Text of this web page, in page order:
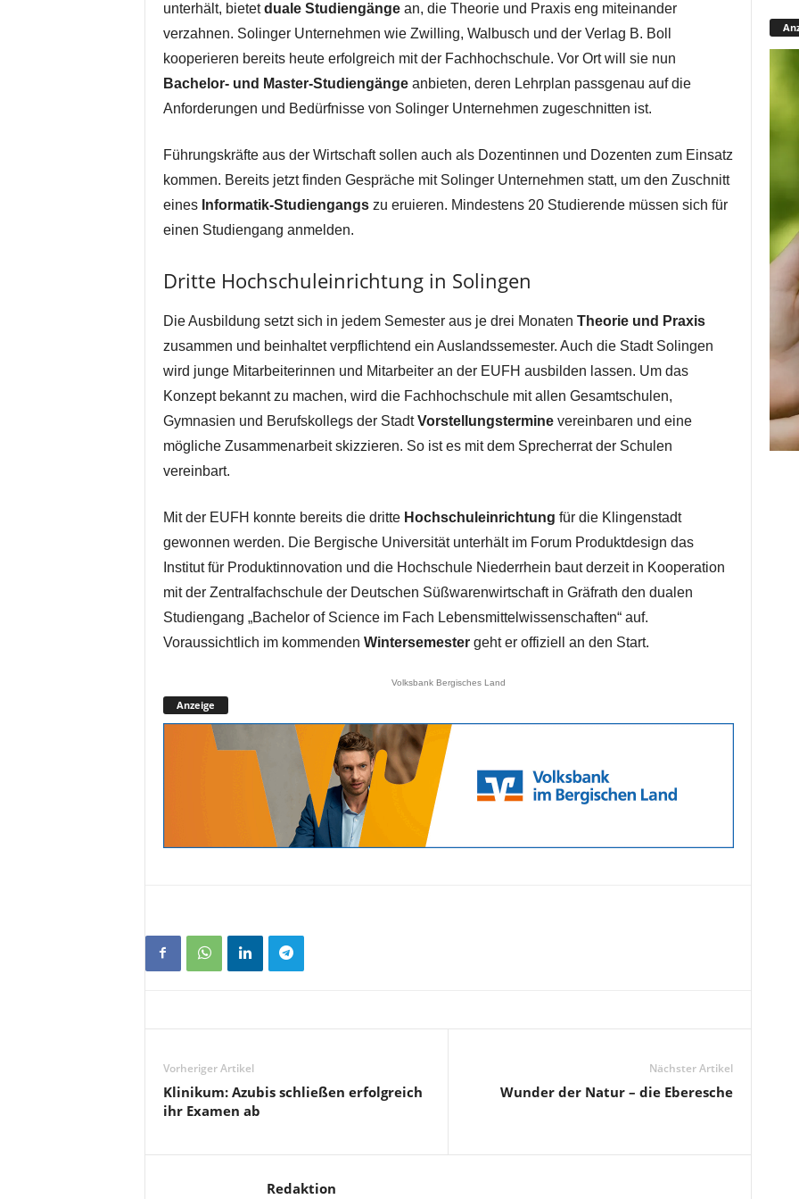
unterhält, bietetduale Studiengängean, die Theorie und Praxis eng miteinander
verzahnen. Solinger Unternehmen wie Zwilling, Walbusch und der Verlag B. Boll
kooperieren bereits heute erfolgreich mit der Fachhochschule. Vor Ort will sie nun
Bachelor- und Master-Studiengängeanbieten, deren Lehrplan passgenau auf die
Anforderungen und Bedürfnisse von Solinger Unternehmen zugeschnitten ist.
Führungskräfte aus der Wirtschaft sollen auch als Dozentinnen und Dozenten zum Einsatz
kommen. Bereits jetzt finden Gespräche mit Solinger Unternehmen statt, um den Zuschnitt
eines Informatik-Studiengangszu eruieren. Mindestens 20 Studierende müssen sich für
einen Studiengang anmelden.
Dritte Hochschuleinrichtung in Solingen
Die Ausbildung setzt sich in jedem Semester aus je drei Monaten Theorie und Praxis
zusammen und beinhaltet verpflichtend ein Auslandssemester. Auch die Stadt Solingen
wird junge Mitarbeiterinnen und Mitarbeiter an der EUFH ausbilden lassen. Um das
Konzept bekannt zu machen, wird die Fachhochschule mit allen Gesamtschulen,
Gymnasien und Berufskollegs der StadtVorstellungsterminevereinbaren und eine
mögliche Zusammenarbeit skizzieren. So ist es mit dem Sprecherrat der Schulen
vereinbart.
Mit der EUFH konnte bereits die dritte Hochschuleinrichtung für die Klingenstadt
gewonnen werden. Die Bergische Universität unterhält im Forum Produktdesign das
Institut für Produktinnovation und die Hochschule Niederrhein baut derzeit in Kooperation
mit der Zentralfachschule der Deutschen Süßwarenwirtschaft in Gräfrath den dualen
Studiengang „Bachelor of Science im Fach Lebensmittelwissenschaften“ auf.
Voraussichtlich im kommenden Wintersemestergeht er offiziell an den Start.
Volksbank Bergisches Land
Anzeige
Vorheriger Artikel
Klinikum: Azubis schließen erfolgreich
ihr Examen ab
Nächster Artikel
Wunder der Natur – die Eberesche
Redaktion